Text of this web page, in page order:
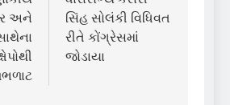
અને
સિંહ સોલંકી વિધિવત
રીતે કોંગ્રેસમાં
જોડાયા